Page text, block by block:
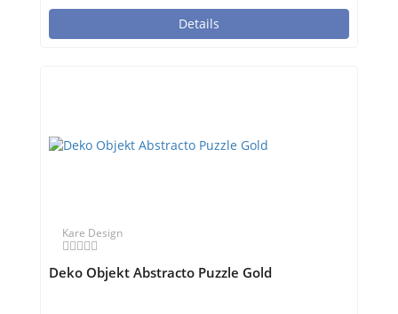
Details
Kare Design
Deko Objekt Abstracto Puzzle Gold